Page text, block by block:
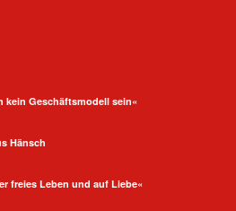
kein Geschäftsmodell sein«
Hänsch
freies Leben und auf Liebe«